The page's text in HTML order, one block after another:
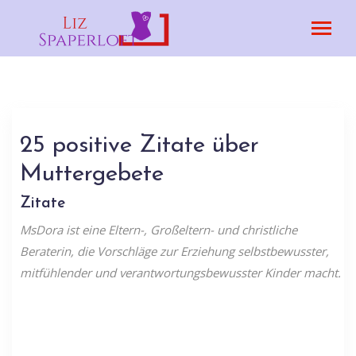
25 positive Zitate über
Muttergebete
Zitate
MsDora ist eine Eltern-, Großeltern- und christliche
Beraterin, die Vorschläge zur Erziehung selbstbewusster,
mitfühlender und verantwortungsbewusster Kinder macht.